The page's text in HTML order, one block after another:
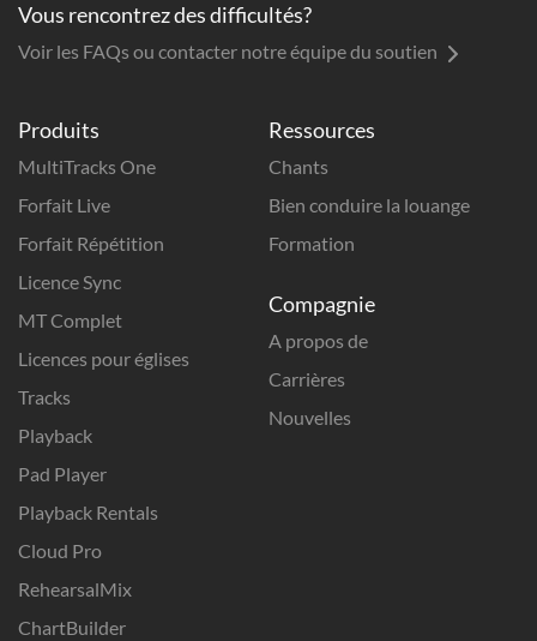
Produits
MultiTracks One
Forfait Live
Forfait Répétition
Licence Sync
MT Complet
Licences pour églises
Tracks
Playback
Pad Player
Playback Rentals
Cloud Pro
RehearsalMix
ChartBuilder
Ressources
Chants
Bien conduire la louange
Formation
Compagnie
A propos de
Carrières
Nouvelles
Vous rencontrez des difficultés?
Voir les FAQs ou contacter notre équipe du soutien